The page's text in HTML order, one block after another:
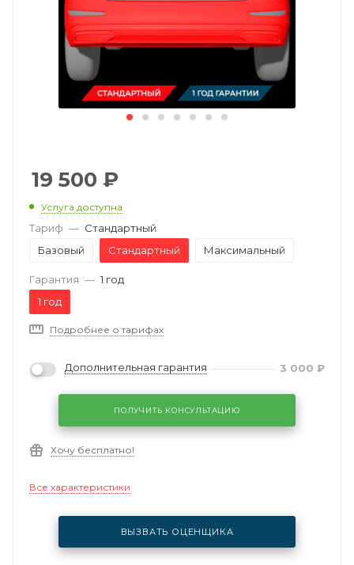
19 500 ₽
Услуга доступна
Тариф — Стандартный
Базовый
Стандартный Максимальный
Гарантия — 1 год
1 год
Подробнее о тарифах
Дополнительная гарантия 3 000 ₽
ПОЛУЧИТЬ КОНСУЛЬТАЦИЮ
Хочу бесплатно!
Все характеристики
ВЫЗВАТЬ ОЦЕНЩИКА